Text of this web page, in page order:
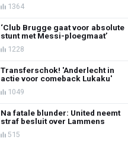
1364
‘Club Brugge gaat voor absolute
stunt met Messi-ploegmaat’
1228
Transferschok! 'Anderlecht in
actie voor comeback Lukaku'
1049
Na fatale blunder: United neemt
straf besluit over Lammens
515